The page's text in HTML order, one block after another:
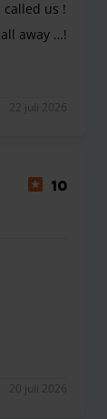
us !
away …!
22 juli 2026
10
20 juli 2026